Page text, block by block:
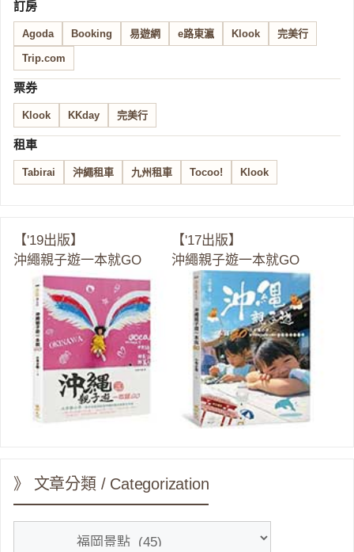
訂房
Agoda Booking 易遊網 e路東瀛 Klook 完美行
Trip.com
票券
Klook KKday 完美行
租車
Tabirai 沖繩租車 九州租車 Tocoo! Klook
【'19出版】
沖繩親子遊一本就GO
【'17出版】
沖繩親子遊一本就GO
》 文章分類 / Categorization